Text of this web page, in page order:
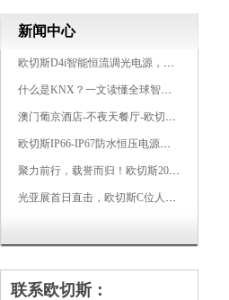
新闻中心
欧切斯D4i智能恒流调光电源，引领未来照明生态
什么是KNX？一文读懂全球智能建筑控制标准
澳门葡京酒店-不夜天餐厅-欧切斯KNX智能控制系统打造高端智慧空间
欧切斯IP66-IP67防水恒压电源，无惧风雨，智稳如一
聚力前行，载誉而归！欧切斯2026光亚展完美收官
光亚展首日直击，欧切斯C位人气爆棚-双奖加冕，实力再出圈
联系欧切斯：